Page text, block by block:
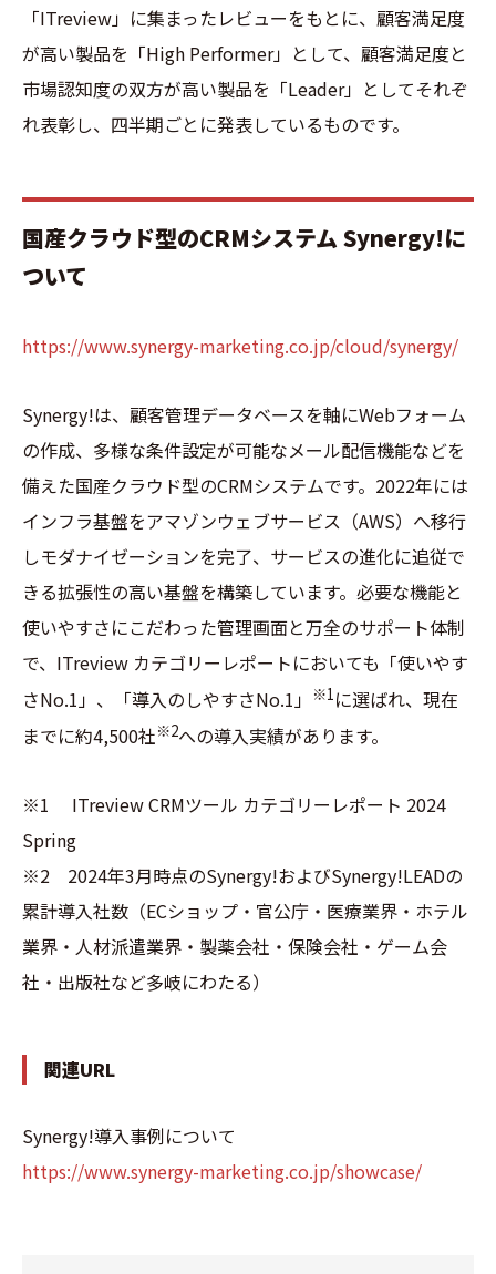
「ITreview」に集まったレビューをもとに、顧客満足度
が高い製品を「High Performer」として、顧客満足度と
市場認知度の双方が高い製品を「Leader」としてそれぞ
れ表彰し、四半期ごとに発表しているものです。
国産クラウド型のCRMシステム Synergy!に
ついて
https://www.synergy-marketing.co.jp/cloud/synergy/
Synergy!は、顧客管理データベースを軸にWebフォーム
の作成、多様な条件設定が可能なメール配信機能などを
備えた国産クラウド型のCRMシステムです。2022年には
インフラ基盤をアマゾンウェブサービス（AWS）へ移行
しモダナイゼーションを完了、サービスの進化に追従で
きる拡張性の高い基盤を構築しています。必要な機能と
使いやすさにこだわった管理画面と万全のサポート体制
で、ITreview カテゴリーレポートにおいても「使いやす
さNo.1」、「導入のしやすさNo.1」
※1 に選ばれ、現在
までに約4,500社※2への導入実績があります。
※1 ITreview CRMツール カテゴリーレポート 2024
Spring
※2 2024年3月時点のSynergy!およびSynergy!LEADの
累計導入社数（ECショップ・官公庁・医療業界・ホテル
業界・人材派遣業界・製薬会社・保険会社・ゲーム会
社・出版社など多岐にわたる）
関連URL
Synergy!導入事例について
https://www.synergy-marketing.co.jp/showcase/